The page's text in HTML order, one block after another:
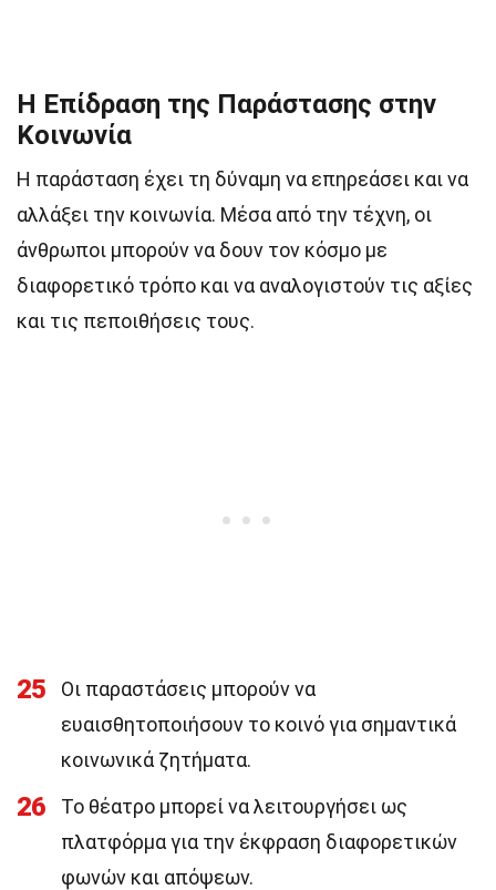
Η Επίδραση της Παράστασης στην
Κοινωνία
Η παράσταση έχει τη δύναμη να επηρεάσει και να
αλλάξει την κοινωνία. Μέσα από την τέχνη, οι
άνθρωποι μπορούν να δουν τον κόσμο με
διαφορετικό τρόπο και να αναλογιστούν τις αξίες
και τις πεποιθήσεις τους.
25
Οι παραστάσεις μπορούν να
ευαισθητοποιήσουν το κοινό για σημαντικά
κοινωνικά ζητήματα.
26
Το θέατρο μπορεί να λειτουργήσει ως
πλατφόρμα για την έκφραση διαφορετικών
φωνών και απόψεων.